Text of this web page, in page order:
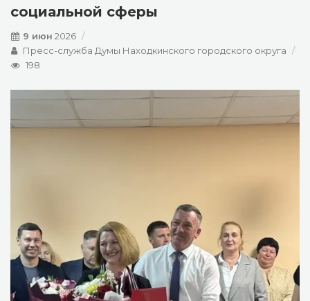
социальной сферы
9 июн 2026
Пресс-служба Думы Находкинского городского округа
198